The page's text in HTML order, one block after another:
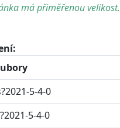
má přiměřenou velikost.
5-4-0
5-4-0